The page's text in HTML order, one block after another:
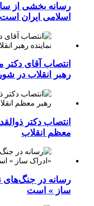
رسانه بخشی از
اسلامی ایران است
انتصاب آقای
رهبر انقلاب در
انتصاب دکتر
معظم انقلاب
رسانه در جنگ‌های
ساز » است